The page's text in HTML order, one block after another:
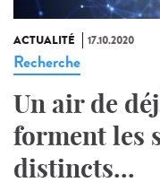
ACTUALITÉ 17.10.2020
Recherche
Un air de
forment les
distincts...